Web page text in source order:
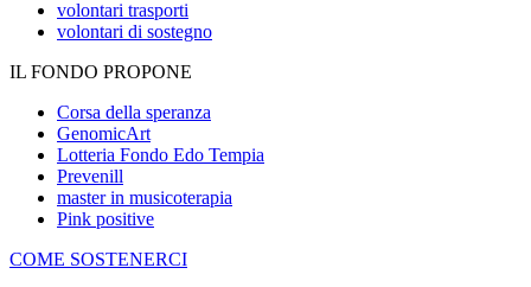
volontari trasporti
volontari di sostegno
IL FONDO PROPONE
Corsa della speranza
GenomicArt
Lotteria Fondo Edo Tempia
Prevenill
master in musicoterapia
Pink positive
COME SOSTENERCI